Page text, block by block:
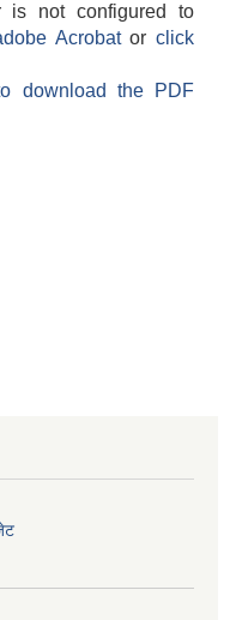
is not configured to
Acrobatorclick
download the PDF